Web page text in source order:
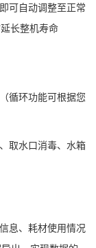
可自动调整至正常
长整机寿命
循环功能可根据您
取水口消毒、水箱
息、耗材使用情况